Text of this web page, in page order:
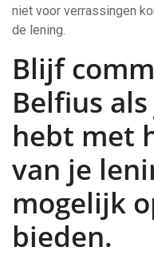
niet voor verrassingen
de lening.
Blijf
Belfius
hebt met
van je
mogelijk
bieden.